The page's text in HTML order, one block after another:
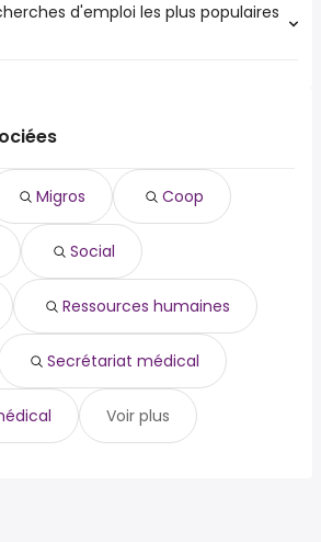
d'emploi les plus populaires
Migros Coop
Social
Ressources humaines
Secrétariat médical
Voir plus